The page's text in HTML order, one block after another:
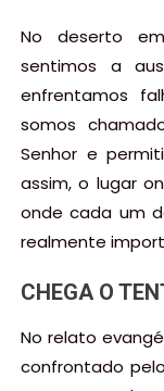
No deserto
sentimos a
enfrentamos
somos
Senhor e
assim, o lugar
onde cada um
realmente
CHEGA O
No relato
confrontado